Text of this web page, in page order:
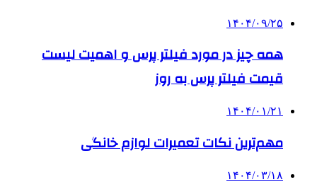
۱۴۰۴/۰۹/۲۵
همه چیز در مورد فیلتر پرس و اهمیت لیست
قیمت فیلتر پرس به روز
۱۴۰۴/۰۱/۲۱
مهم‌ترین نکات تعمیرات لوازم خانگی
۱۴۰۴/۰۳/۱۸